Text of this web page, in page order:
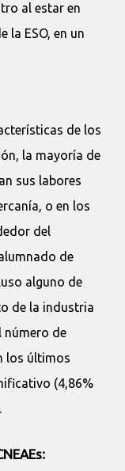
al estar en
la ESO, en un
de los
la mayoría de
sus labores
o en los
del
de
alguno de
de la industria
número de
los últimos
(4,86%